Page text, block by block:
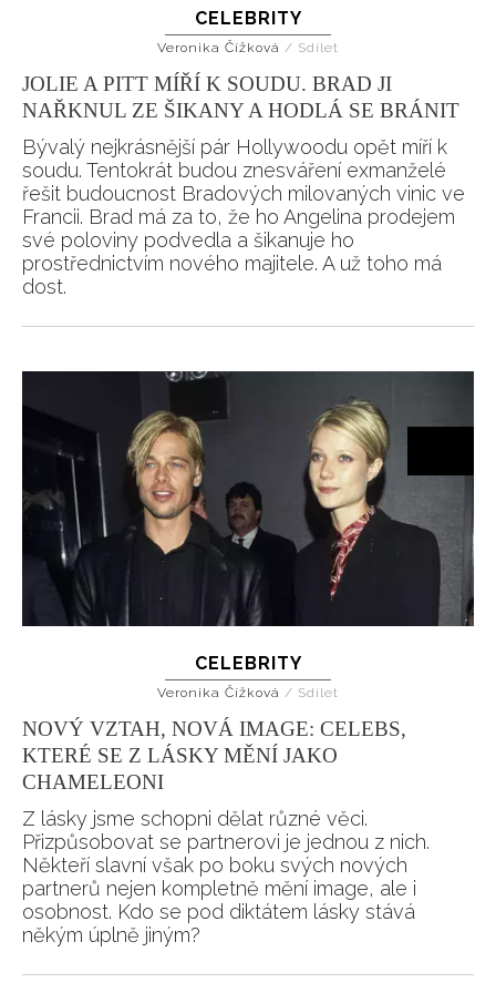
NEWSLETTER
CELEBRITY
Veronika Čížková / Sdílet
JOLIE A PITT MÍŘÍ K SOUDU. BRAD JI
NAŘKNUL ZE ŠIKANY A HODLÁ SE BRÁNIT
Bývalý nejkrásnější pár Hollywoodu opět míří k
soudu. Tentokrát budou znesváření exmanželé
řešit budoucnost Bradových milovaných vinic ve
Francii. Brad má za to, že ho Angelina prodejem
své poloviny podvedla a šikanuje ho
prostřednictvím nového majitele. A už toho má
dost.
CELEBRITY
Veronika Čížková / Sdílet
NOVÝ VZTAH, NOVÁ IMAGE: CELEBS,
KTERÉ SE Z LÁSKY MĚNÍ JAKO
CHAMELEONI
Z lásky jsme schopni dělat různé věci.
Přizpůsobovat se partnerovi je jednou z nich.
Někteří slavní však po boku svých nových
partnerů nejen kompletně mění image, ale i
osobnost. Kdo se pod diktátem lásky stává
někým úplně jiným?